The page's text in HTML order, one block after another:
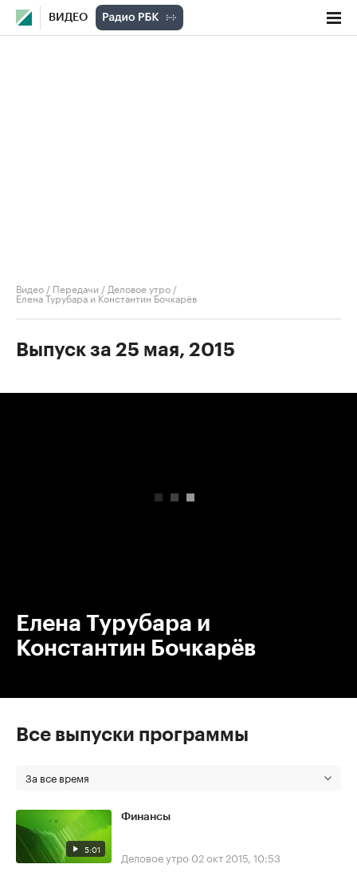
ВИДЕО
Видео / Передачи / Деловое утро /
Елена Турубара и Константин Бочкарёв
Выпуск за 25 мая, 2015
Елена Турубара и
Константин Бочкарёв
Все выпуски программы
За все время
5:01
Финансы
Деловое утро 02 окт 2015, 10:53